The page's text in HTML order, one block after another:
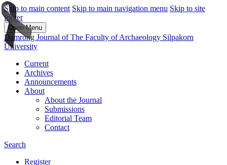
Skip to main content Skip to main navigation menu Skip to site
footer
Open Menu
Damrong Journal of The Faculty of Archaeology Silpakorn
University
Current
Archives
Announcements
About
About the Journal
Submissions
Editorial Team
Contact
Search
Register